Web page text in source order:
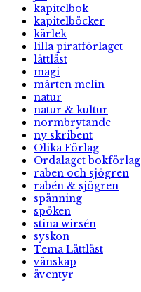
kapitelbok
kapitelböcker
kärlek
lilla piratförlaget
lättläst
magi
mårten melin
natur
natur & kultur
normbrytande
ny skribent
Olika Förlag
Ordalaget bokförlag
raben och sjögren
rabén & sjögren
spänning
spöken
stina wirsén
syskon
Tema Lättläst
vänskap
äventyr